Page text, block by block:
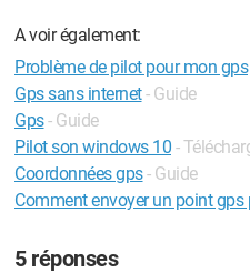
A voir également:
Problème de pilot pour mon gps
Gps sans internet- Guide
Gps- Guide
Pilot son windows 10 -
Coordonnées gps- Guide
Comment envoyer un point gps
5 réponses